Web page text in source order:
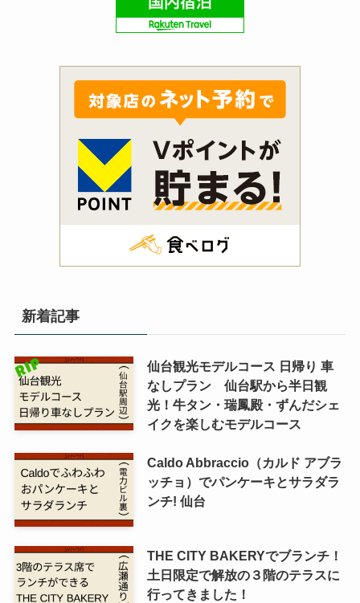
新着記事
仙台観光モデルコース 日帰り 車
なしプラン 仙台駅から半日観
光！牛タン・瑞鳳殿・ずんだシェ
イクを楽しむモデルコース
Caldo Abbraccio（カルド アブラ
ッチョ）でパンケーキとサラダラ
ンチ! 仙台
THE CITY BAKERYでブランチ！
土日限定で解放の３階のテラスに
行ってきました！